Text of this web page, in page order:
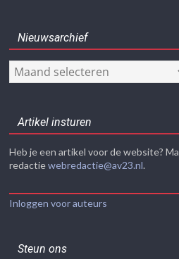
Nieuwsarchief
Nieuwsarchief
Artikel insturen
Heb je een artikel voor de website?
redactiewebredactie@av23.nl.
Inloggen voor auteurs
Steun ons